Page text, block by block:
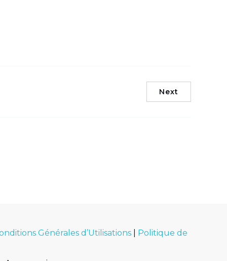
Next
Générales d’Utilisations
Politique de